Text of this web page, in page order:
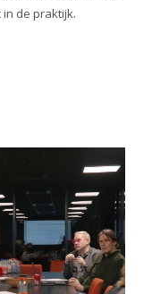
de praktijk.